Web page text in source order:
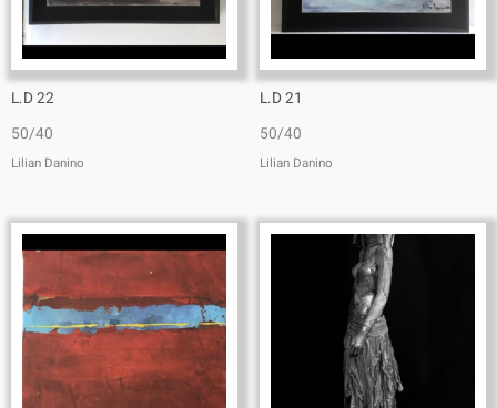
L.D 22
50/40
Lilian Danino
L.D 21
50/40
Lilian Danino